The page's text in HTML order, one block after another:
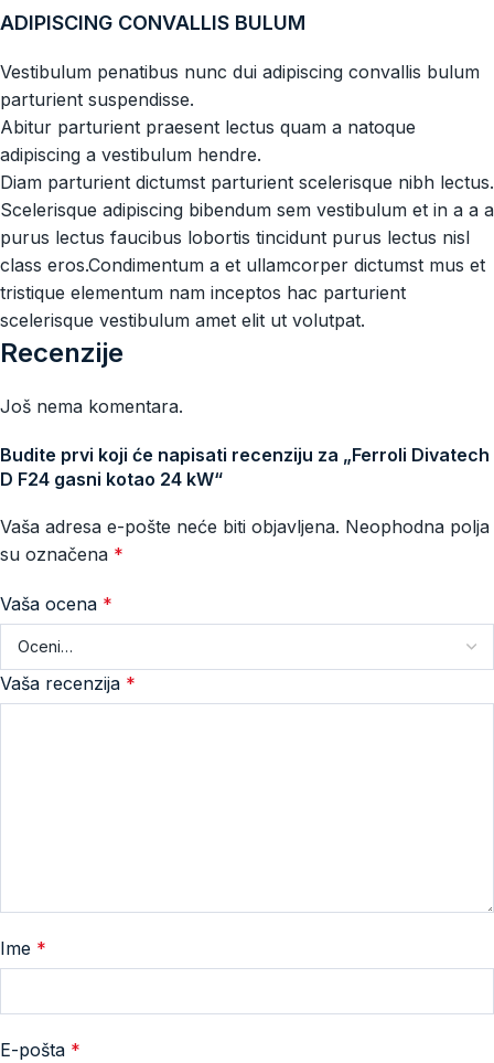
ADIPISCING CONVALLIS BULUM
Vestibulum penatibus nunc dui adipiscing convallis bulum
parturient suspendisse.
Abitur parturient praesent lectus quam a natoque
adipiscing a vestibulum hendre.
Diam parturient dictumst parturient scelerisque nibh lectus.
Scelerisque adipiscing bibendum sem vestibulum et in a a a
purus lectus faucibus lobortis tincidunt purus lectus nisl
class eros.Condimentum a et ullamcorper dictumst mus et
tristique elementum nam inceptos hac parturient
scelerisque vestibulum amet elit ut volutpat.
Recenzije
Još nema komentara.
Budite prvi koji će napisati recenziju za „Ferroli Divatech
D F24 gasni kotao 24 kW“
Vaša adresa e-pošte neće biti objavljena. Neophodna polja
su označena *
Vaša ocena *
Vaša recenzija *
Ime *
E-pošta *